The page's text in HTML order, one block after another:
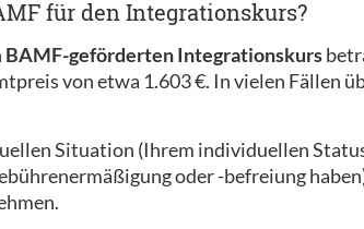
für den Integrationskurs?
BAMF-geförderten Integrationskurs
von etwa 1.603 €. In vielen Fällen
Situation (Ihrem individuellen
oder -befreiung